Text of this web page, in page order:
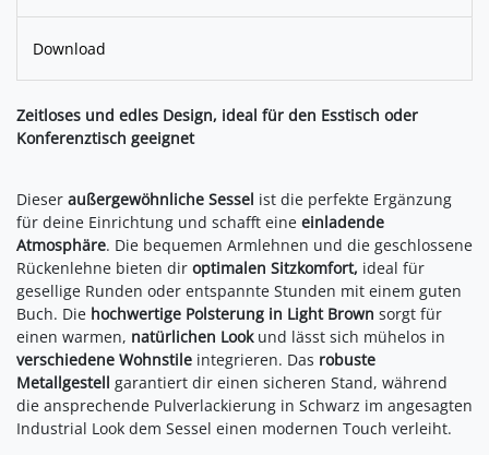
Download
Zeitloses und edles Design, ideal für den Esstisch oder
Konferenztisch geeignet
Dieser außergewöhnliche Sessel ist die perfekte Ergänzung
für deine Einrichtung und schafft eine einladende
Atmosphäre. Die bequemen Armlehnen und die geschlossene
Rückenlehne bieten dir optimalen Sitzkomfort, ideal für
gesellige Runden oder entspannte Stunden mit einem guten
Buch. Die hochwertige Polsterung in Light Brown sorgt für
einen warmen, natürlichen Lookund lässt sich mühelos in
verschiedene Wohnstile integrieren. Das robuste
Metallgestell garantiert dir einen sicheren Stand, während
die ansprechende Pulverlackierung in Schwarz im angesagten
Industrial Look dem Sessel einen modernen Touch verleiht.